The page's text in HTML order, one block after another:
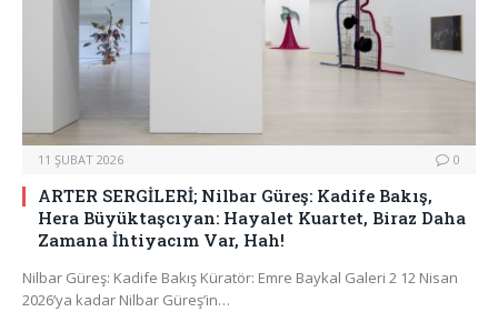
11 ŞUBAT 2026 0
ARTER SERGİLERİ; Nilbar Güreş: Kadife Bakış,
Hera Büyüktaşcıyan: Hayalet Kuartet, Biraz Daha
Zamana İhtiyacım Var, Hah!
Nilbar Güreş: Kadife Bakış Küratör: Emre Baykal Galeri 2 12 Nisan
2026’ya kadar Nilbar Güreş’in…